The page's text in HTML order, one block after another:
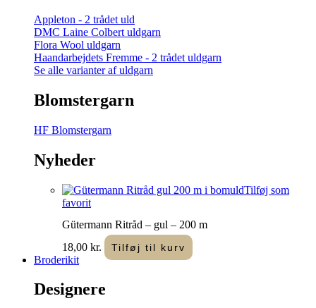
Appleton - 2 trådet uld
DMC Laine Colbert uldgarn
Flora Wool uldgarn
Haandarbejdets Fremme - 2 trådet uldgarn
Se alle varianter af uldgarn
Blomstergarn
HF Blomstergarn
Nyheder
Tilføj som
favorit
Gütermann Ritråd – gul – 200 m
18,00 kr. Tilføj til kurv
Broderikit
Designere